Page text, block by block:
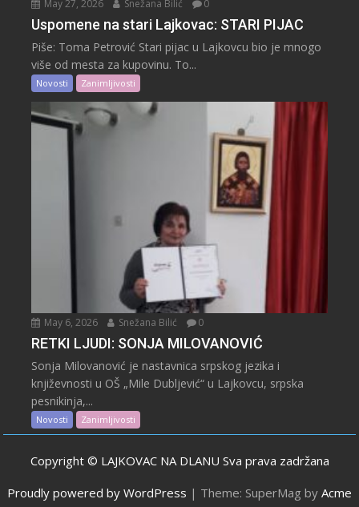
May 27, 2026 Snežana Bilić 0
Uspomene na stari Lajkovac: STARI PIJAC
Piše: Toma Petrović Stari pijac u Lajkovcu bio je mnogo
više od mesta za kupovinu. To...
Novosti Zanimljivosti
May 6, 2026 Snežana Bilić 0
RETKI LJUDI: SONJA MILOVANOVIĆ
Sonja Milovanović je nastavnica srpskog jezika i
književnosti u OŠ „Mile Dubljević“ u Lajkovcu, srpska
pesnikinja,...
Novosti Zanimljivosti
Copyright © LAJKOVAC NA DLANU Sva prava zadržana
Proudly powered by WordPress | Theme: SuperMag by Acme